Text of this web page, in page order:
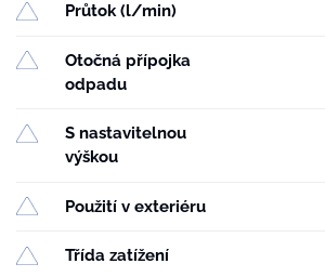
Průtok (l/min)
Otočná přípojka
odpadu
S nastavitelnou
výškou
Použití v exteriéru
Třída zatížení